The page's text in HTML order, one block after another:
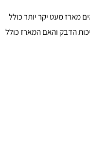
מארז מעט יקר יותר כולל
הדבק והאם המארז כולל